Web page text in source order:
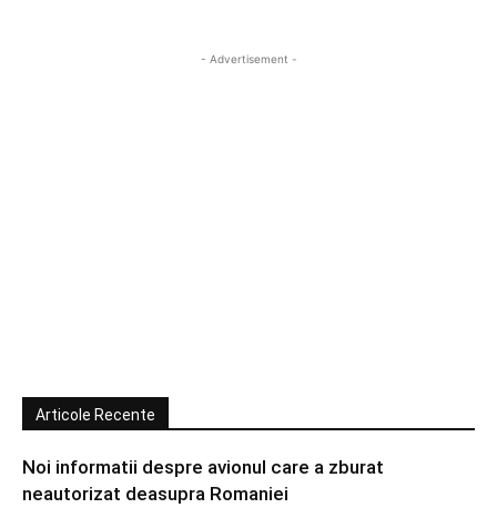
- Advertisement -
Articole Recente
Noi informatii despre avionul care a zburat
neautorizat deasupra Romaniei